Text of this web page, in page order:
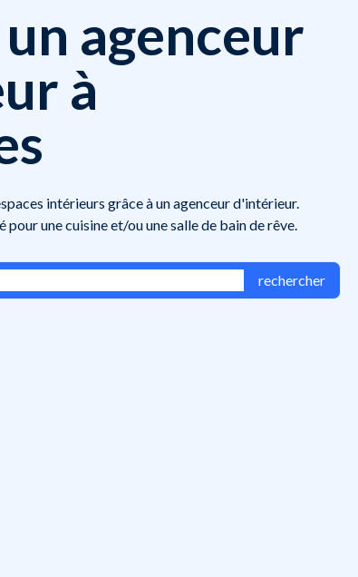
agenceur
à
intérieurs grâce à un agenceur d'intérieur.
une cuisine et/ou une salle de bain de rêve.
rechercher